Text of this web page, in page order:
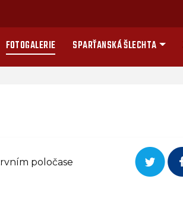
FOTOGALERIE SPARŤANSKÁ ŠLECHTA
poločase